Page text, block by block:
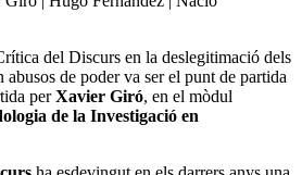
del Discurs en la deslegitimació dels
abusos de poder va ser el punt de partida
perXavier Giró, en el mòdul
de la Investigació en